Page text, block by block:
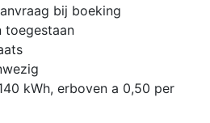
bij boeking
toegestaan
kWh, erboven a 0,50 per